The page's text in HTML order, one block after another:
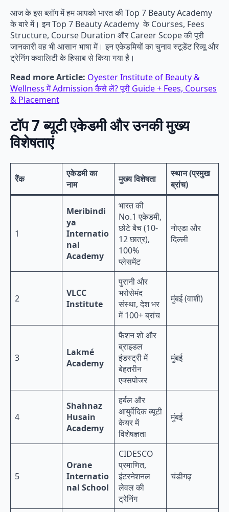
आज के इस ब्लॉग में हम आपको भारत की Top 7 Beauty Academy
के बारे में। इन Top 7 Beauty Academy के Courses, Fees
Structure, Course Duration और Career Scope की पूरी
जानकारी वह भी आसान भाषा में। इन एकेडमियों का चुनाव स्टूडेंट रिव्यू और
ट्रेनिंग कवालिटी के हिसाब से किया गया है।
Read more Article: Oyester Institute of Beauty &
Wellness में Admission कैसे लें? पूरी Guide + Fees, Courses
& Placement
टॉप 7 ब्यूटी एकेडमी और उनकी मुख्य
विशेषताएं
रैंक
एकेडमी का
नाम
मुख्य विशेषता
स्थान (प्रमुख
ब्रांच)
1
Meribindi
ya
Internatio
nal
Academy
भारत की
No.1 एकेडमी,
छोटे बैच (10-
12 छात्र),
100%
प्लेसमेंट
नोएडा और
दिल्ली
2
VLCC
Institute
पुरानी और
भरोसेमंद
संस्था, देश भर
में 100+ ब्रांच
मुंबई (वाशी)
3
Lakmé
Academy
फैशन शो और
ब्राइडल
इंडस्ट्री में
बेहतरीन
एक्सपोजर
मुंबई
4
Shahnaz
Husain
Academy
हर्बल और
आयुर्वेदिक ब्यूटी
केयर में
विशेषज्ञता
मुंबई
5
Orane
Internatio
nal School
CIDESCO
प्रमाणित,
इंटरनेशनल
लेवल की
ट्रेनिंग
चंडीगढ़